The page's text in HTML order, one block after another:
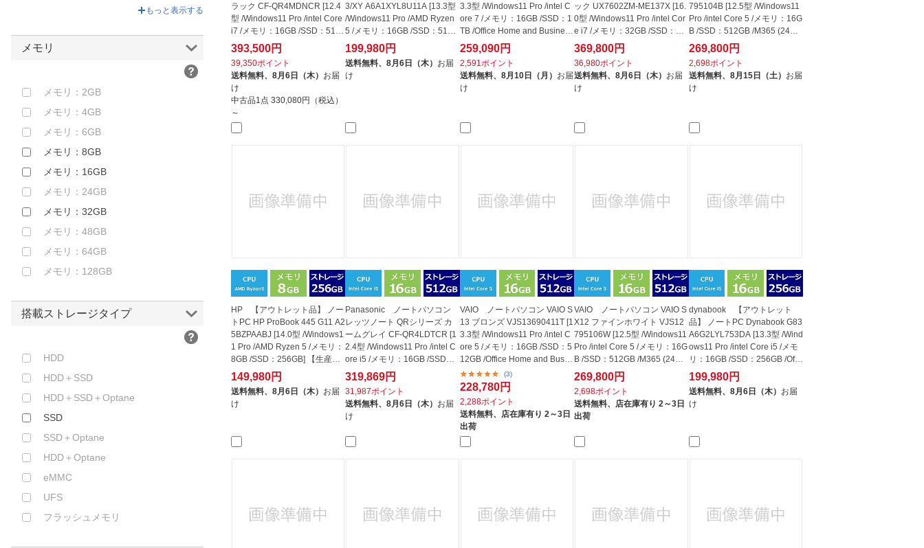
ラック CF-QR4MDNCR [12.4
型 /Windows11 Pro /intel Core
i7 /メモリ：16GB /SSD：512
GB /Of...
393,500円
39,350ポイント
送料無料、 8月6日（木） お届
け
中古品1点 330,080円（税込）
～
3/XY A6A1XYL8U11A [13.3型
/Windows11 Pro /AMD Ryzen
5 /メモリ：16GB /SSD：512G
B] 【生産...
199,980円
送料無料、8月6日（木） お届
け
3.3型 /Windows11 Pro /intel C
ore 7 /メモリ：16GB /SSD：1
TB /Office Home and Busines
s...
259,090円
2,591ポイント
送料無料、 8月10日（月） お届
け
ック UX7602ZM-ME137X [16.
0型 /Windows11 Pro /intel Cor
e i7 /メモリ：32GB /SSD：1T
B /WP...
369,800円
36,980ポイント
送料無料、8月6日（木） お届
け
795104B [12.5型 /Windows11
Pro /intel Core 5 /メモリ：16G
B /SSD：512GB /M365 (24か
月)...
269,800円
2,698ポイント
送料無料、 8月15日（土） お届
け
HP 【アウトレット品】 ノー
トPC HP ProBook 445 G11 A2
5BZPAABJ [14.0型 /Windows1
1 Pro /AMD Ryzen 5 /メモリ：
8GB /SSD：256GB] 【生産完
了品】
149,980円
送料無料、 8月6日（木） お届
け
Panasonic ノートパソコン
レッツノート QRシリーズ カ
ームグレイ CF-QR4LDTCR [1
2.4型 /Windows11 Pro /intel C
ore i5 /メモリ：16GB /SSD：5
12GB...
319,869円
31,987ポイント
送料無料、8月6日（木） お届
け
VAIO ノートパソコン VAIO S
13 ブロンズ VJS13690411T [1
3.3型 /Windows11 Pro /intel C
ore 5 /メモリ：16GB /SSD：5
12GB /Office Home and Busin
e...
(3)
228,780円
2,288ポイント
送料無料、 店在庫有り 2～3日
出荷
VAIO ノートパソコン VAIO S
X12 ファインホワイト VJS12
795106W [12.5型 /Windows11
Pro /intel Core 5 /メモリ：16G
B /SSD：512GB /M365 (24か
月)...
269,800円
2,698ポイント
送料無料、 店在庫有り 2～3日
出荷
dynabook 【アウトレット
品】 ノートPC Dynabook G83
A6G2LYL753DA [13.3型 /Wind
ows11 Pro /intel Core i5 /メモ
リ：16GB /SSD：256GB /Offic
e Ho...
199,980円
送料無料、 8月6日（木） お届
け
intel Core m3
AMD Ryzen AI 5 PRO
AMD Ryzen AI 9
AMD Ryzen AI MAX
Snapdragon X
Snapdragon X Elite
Snapdragon X Plus
Snapdragon X2 Elite
Snapdragon X2 Plus
Microsoft SQ1
Microsoft SQ2
もっと表示する
メモリ
メモリ：2GB
メモリ：4GB
メモリ：6GB
メモリ：8GB
メモリ：16GB
メモリ：24GB
メモリ：32GB
メモリ：48GB
メモリ：64GB
メモリ：128GB
搭載ストレージタイプ
HDD
HDD＋SSD
HDD＋SSD＋Optane
SSD
SSD＋Optane
HDD＋Optane
eMMC
UFS
フラッシュメモリ